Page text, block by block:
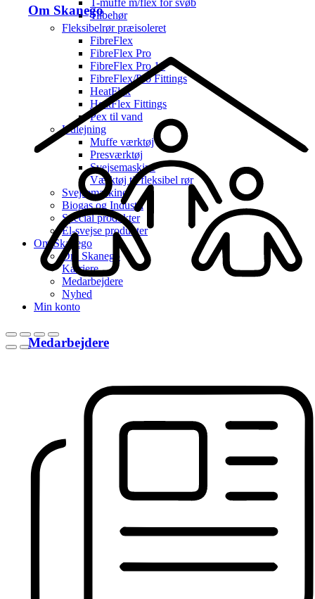
Om Skanego
Medarbejdere
Tilbehør
Fleksibelrør præisoleret
FibreFlex
FibreFlex Pro
FibreFlex Pro 16
FibreFlex/Pro Fittings
HeatFlex
HeatFlex Fittings
Pex til vand
Udlejning
Muffe værktøj
Presværktøj
Svejsemaskine
Værktøj til fleksibel rør
Svejsemaskine
Biogas og Industri
Special produkter
El-svejse produkter
Om Skanego
Om Skanego
Karriere
Medarbejdere
Nyhed
Min konto